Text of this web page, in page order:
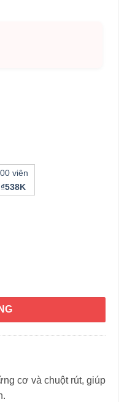
viên
₫538K
Bio Magnesium 150
cơ và chuột rút, giúp